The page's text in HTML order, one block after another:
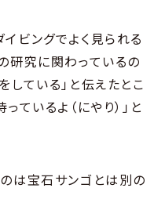
ビングでよく見られる
研究に関わっているの
している」と伝えたとこ
ているよ（にやり）」と
は宝石サンゴとは別の